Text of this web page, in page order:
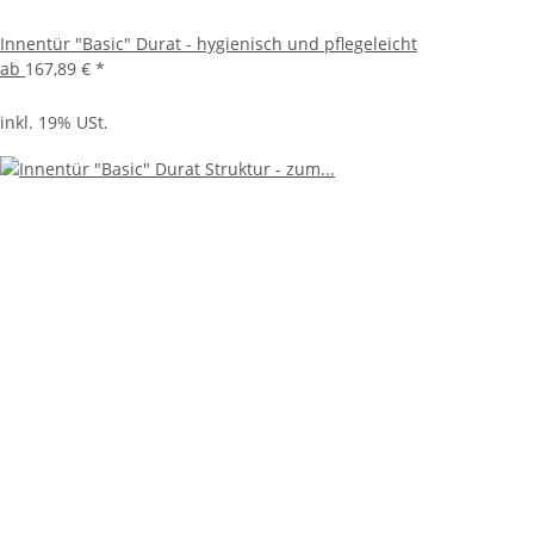
Innentür "Basic" Durat - hygienisch und pflegeleicht
ab 167,89 € *
inkl. 19% USt.